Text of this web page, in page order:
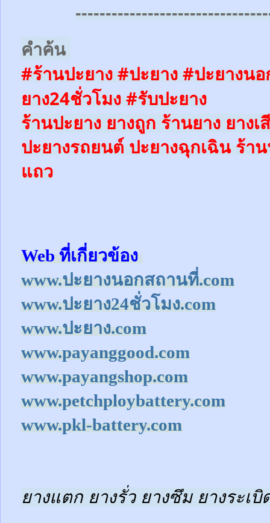
คำค้น
#ร้านปะยาง #ปะยาง #ปะยางน
ยาง24ชั่วโมง #รับปะยาง
ร้านปะยาง ยางถูก ร้านยาง ยางเ
ปะยางรถยนต์ ปะยางฉุกเฉิน ร้า
แถว
Web ที่เกี่ยวข้อง
www.ปะยางนอกสถานที่.com
www.ปะยาง24ชั่วโมง.com
www.ปะยาง.com
www.payanggood.com
www.payangshop.com
www.petchploybattery.com
www.pkl-battery.com
ยางแตก ยางรั่ว ยางซึม ยางระเบิ